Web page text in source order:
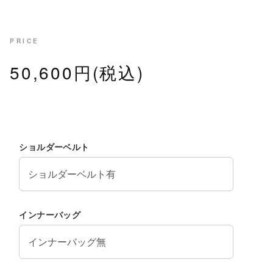
PRICE
50,600円(税込)
ショルダーベルト
インナーバッグ